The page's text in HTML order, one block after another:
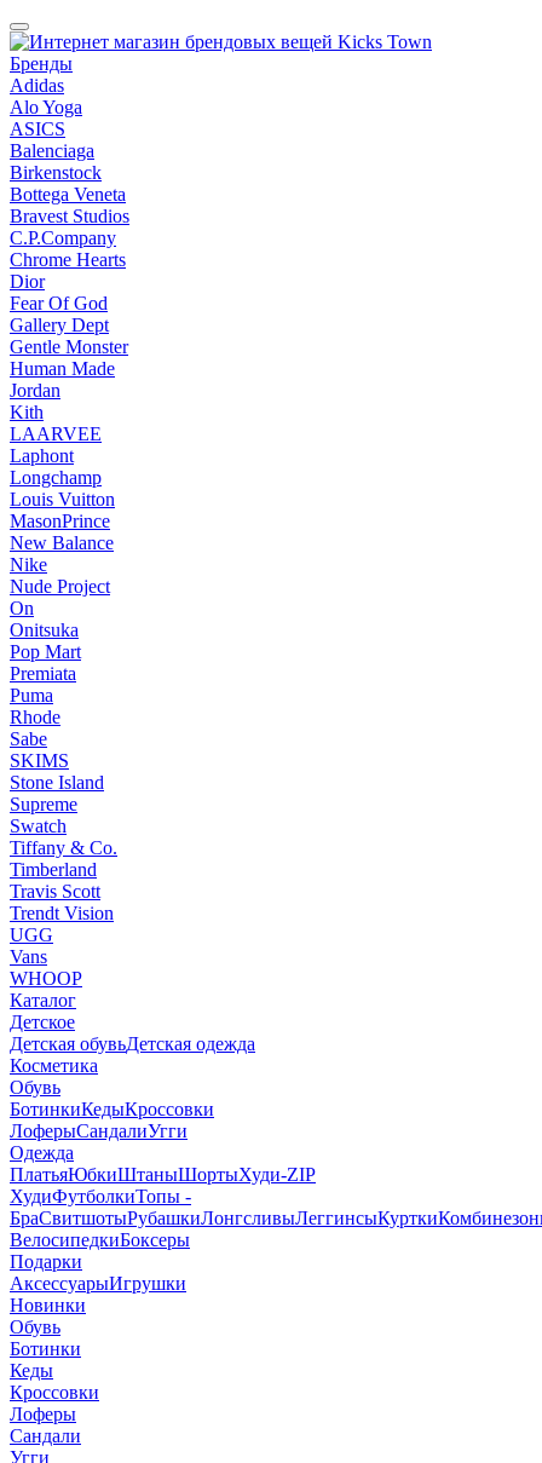
Бренды
Adidas
Alo Yoga
ASICS
Balenciaga
Birkenstock
Bottega Veneta
Bravest Studios
C.P.Company
Chrome Hearts
Dior
Fear Of God
Gallery Dept
Gentle Monster
Human Made
Jordan
Kith
LAARVEE
Laphont
Longchamp
Louis Vuitton
MasonPrince
New Balance
Nike
Nude Project
On
Onitsuka
Pop Mart
Premiata
Puma
Rhode
Sabe
SKIMS
Stone Island
Supreme
Swatch
Tiffany & Co.
Timberland
Travis Scott
Trendt Vision
UGG
Vans
WHOOP
Каталог
Детское
Детская обувьДетская одежда
Косметика
Обувь
БотинкиКедыКроссовки
ЛоферыСандалиУгги
Одежда
ПлатьяЮбкиШтаныШортыХуди-ZIP
ХудиФутболкиТопы -
БраСвитшотыРубашкиЛонгсливыЛеггинсыКуртки
ВелосипедкиБоксеры
Подарки
АксессуарыИгрушки
Новинки
Обувь
Ботинки
Кеды
Кроссовки
Лоферы
Сандали
Угги